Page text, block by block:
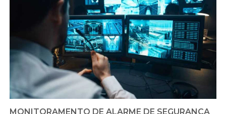
MONITORAMENTO DE ALARME DE SEGURANÇA